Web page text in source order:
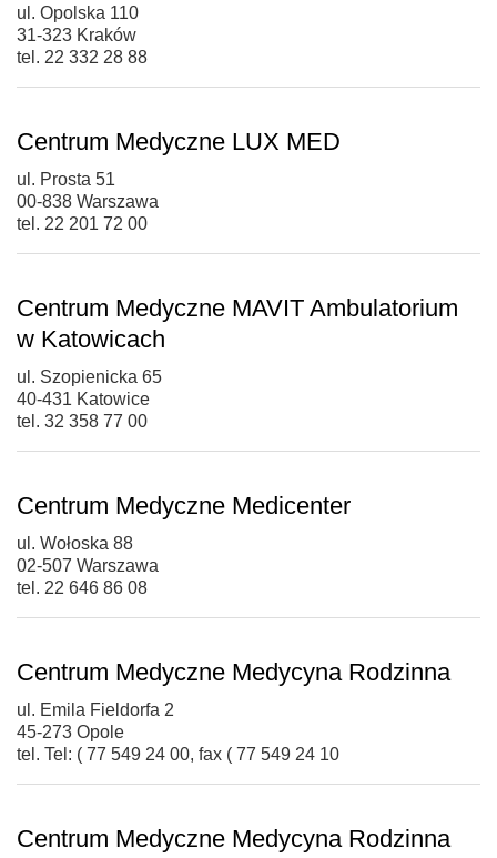
ul. Opolska 110
31-323 Kraków
tel. 22 332 28 88
Centrum Medyczne LUX MED
ul. Prosta 51
00-838 Warszawa
tel. 22 201 72 00
Centrum Medyczne MAVIT Ambulatorium
w Katowicach
ul. Szopienicka 65
40-431 Katowice
tel. 32 358 77 00
Centrum Medyczne Medicenter
ul. Wołoska 88
02-507 Warszawa
tel. 22 646 86 08
Centrum Medyczne Medycyna Rodzinna
ul. Emila Fieldorfa 2
45-273 Opole
tel. Tel: ( 77 549 24 00, fax ( 77 549 24 10
Centrum Medyczne Medycyna Rodzinna